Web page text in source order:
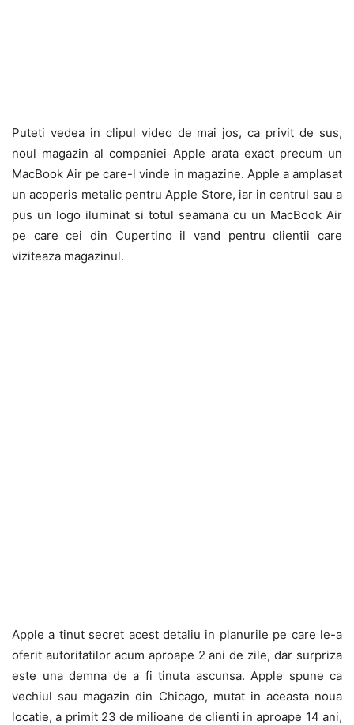
Puteti vedea in clipul video de mai jos, ca privit de sus,
noul magazin al companiei Apple arata exact precum un
MacBook Air pe care-l vinde in magazine. Apple a amplasat
un acoperis metalic pentru Apple Store, iar in centrul sau a
pus un logo iluminat si totul seamana cu un MacBook Air
pe care cei din Cupertino il vand pentru clientii care
viziteaza magazinul.
Apple a tinut secret acest detaliu in planurile pe care le-a
oferit autoritatilor acum aproape 2 ani de zile, dar surpriza
este una demna de a fi tinuta ascunsa. Apple spune ca
vechiul sau magazin din Chicago, mutat in aceasta noua
locatie, a primit 23 de milioane de clienti in aproape 14 ani,